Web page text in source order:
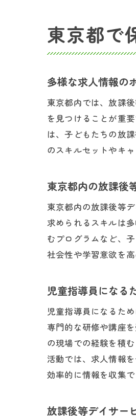
東京都で
多様な求人情報の
東京都内では、放課
を見つけることが重
は、子どもたちの放
のスキルセットやキ
東京都内の放課後
東京都内の放課後等
求められるスキルは
むプログラムなど、
社会性や学習意欲を
児童指導員になる
児童指導員になるた
専門的な研修や講座
の現場での経験を積
活動では、求人情報
効率的に情報を収集で
放課後等デイサー